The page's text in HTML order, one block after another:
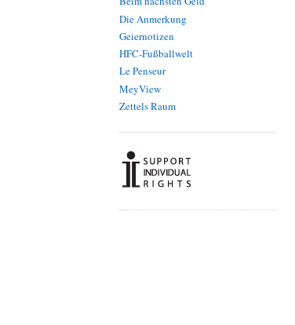
Die Anmerkung
Geiernotizen
HFC-Fußballwelt
Le Penseur
MeyView
Zettels Raum